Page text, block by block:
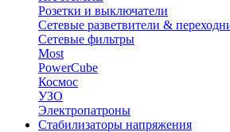
Розетки и выключатели
Сетевые разветвители &
Сетевые фильтры
Most
PowerCube
Космос
УЗО
Электропатроны
Стабилизаторы напряжения